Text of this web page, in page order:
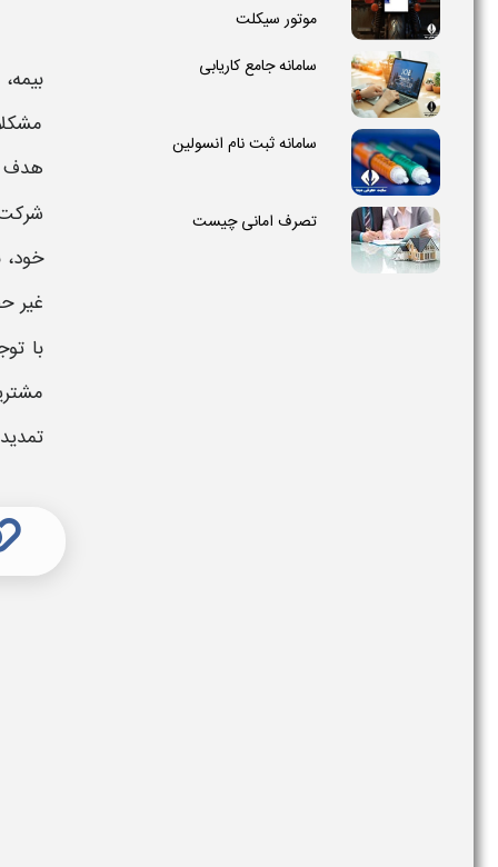
بیمه
هدف
خود،
غیر
با
موتور سیکلت
سامانه جامع کاریابی
سامانه ثبت نام انسولین
تصرف امانی چیست